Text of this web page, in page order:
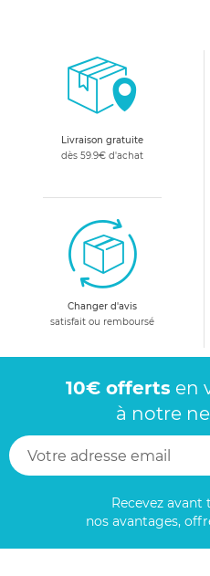
Livraison gratuite
dès 59.9€ d'achat
Changer d'avis
satisfait ou remboursé
10€ offerts en
à notre
Recevez
nos avantages,